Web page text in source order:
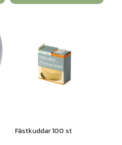
Fästkuddar 100 st